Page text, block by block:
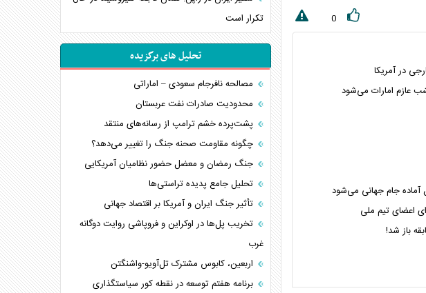
0
در آمریکا
عازم امارات می‌شود
آماده جام جهانی می‌شود
تکرار است
تحلیل های برگزیده
مصالحه نافرجام سعودی – اماراتی
محدودیت صادرات نفت عربستان
پشت‌پرده خشم ترامپ از رسانه‌های منتقد
چگونه مقاومت صحنه جنگ را تغییر می‌دهد؟
جنگ رمضان و معضل حضور نظامیان آمریکایی
تحلیل جامع پدیده تراستی‌ها
تأثیر جنگ ایران و آمریکا بر اقتصاد جهانی
تخریب پل‌ها در اوکراین و فروپاشی روایت دوگانه
غرب
اربعین، کابوس مشترک تل‌آویو-واشنگتن
برنامه هفتم توسعه در نقطه کور سیاستگذاری